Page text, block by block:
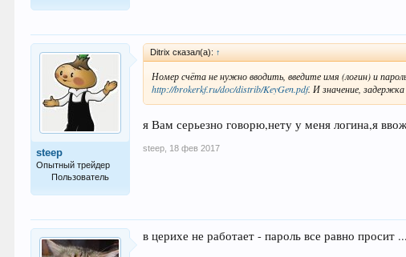
steep
Опытный трейдер
Пользователь
Ditrix сказал(а): ↑
Номер счёта не нужно вводить, введите имя (логин) и
http://brokerkf.ru/doc/distrib/KeyGen.pdf. И значение,
я Вам серьезно говорю,нету у меня логина,я
steep 18 фев 2017
в церихе не работает - пароль все равно просит ...